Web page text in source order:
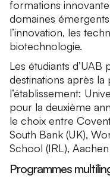
formations
domaines
l’innovation, les
biotechnologie.
Les étudiants
destinations après
l’établissement:
pour la deuxième
le choix entre
South Bank (UK),
School (IRL),
Programmes